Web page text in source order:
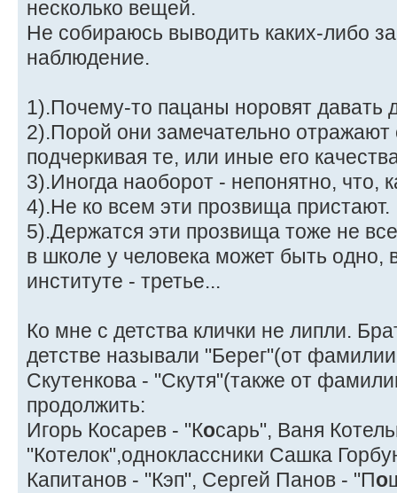
несколько вещей.
Не собираюсь выводить каких-либо
наблюдение.
1).Почему-то пацаны норовят давать
2).Порой они замечательно отражают
подчеркивая те, или иные его
3).Иногда наоборот - непонятно, что,
4).Не ко всем эти прозвища пристают.
5).Держатся эти прозвища тоже не
в школе у человека может быть одно,
институте - третье...
Ко мне с детства клички не липли.
детстве называли "Берег"(от
Скутенкова - "Скутя"(также от
продолжить:
Игорь Косарев - "Косарь", Ваня
"Котелок",одноклассники Сашка
Капитанов - "Кэп", Сергей Панов - "По